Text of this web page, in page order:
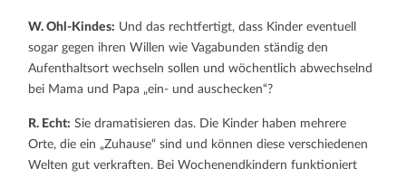
W. Ohl-Kindes: Und das rechtfertigt, dass Kinder eventuell
sogar gegen ihren Willen wie Vagabunden ständig den
Aufenthaltsort wechseln sollen und wöchentlich abwechselnd
bei Mama und Papa „ein- und auschecken“?
R. Echt: Sie dramatisieren das. Die Kinder haben mehrere
Orte, die ein „Zuhause“ sind und können diese verschiedenen
Welten gut verkraften. Bei Wochenendkindern funktioniert